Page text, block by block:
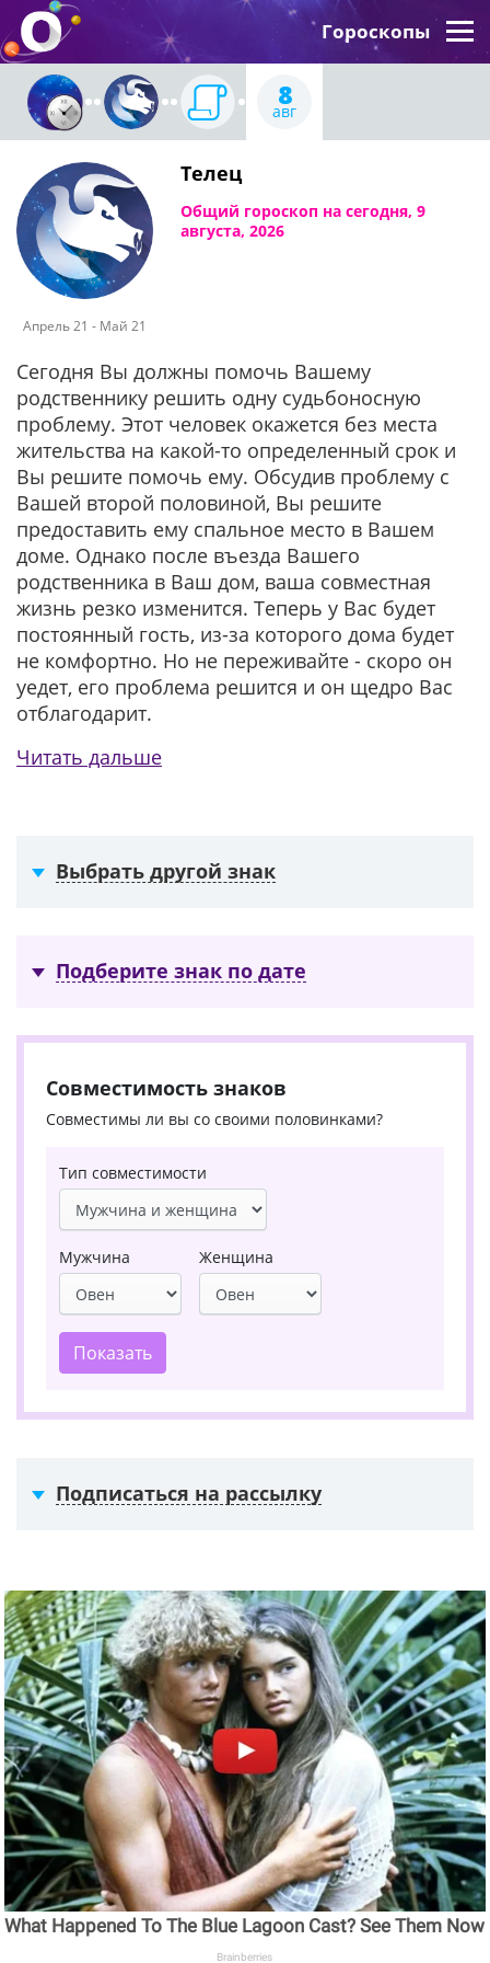
Гороскопы
8
авг
Апрель 21 - Май 21
Телец
Общий гороскоп на сегодня, 9
августа, 2026
Сегодня Вы должны помочь Вашему
родственнику решить одну судьбоносную
проблему. Этот человек окажется без места
жительства на какой-то определенный срок и
Вы решите помочь ему. Обсудив проблему с
Вашей второй половиной, Вы решите
предоставить ему спальное место в Вашем
доме. Однако после въезда Вашего
родственника в Ваш дом, ваша совместная
жизнь резко изменится. Теперь у Вас будет
постоянный гость, из-за которого дома будет
не комфортно. Но не переживайте - скоро он
уедет, его проблема решится и он щедро Вас
отблагодарит.
Читать дальше
Выбрать другой знак
Подберите знак по дате
Совместимость знаков
Совместимы ли вы со своими половинками?
Тип совместимости
Мужчина Женщина
Показать
Подписаться на рассылку
What Happened To The Blue Lagoon Cast? See Them Now
Brainberries